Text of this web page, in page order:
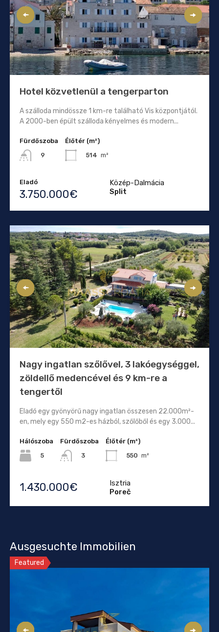
Hotel közvetlenül a tengerparton
A szálloda mindössze 1 km-re található Vis központjától.
A 2000-ben épült szálloda kényelmes és modern...
Fürdőszoba
9
Élőtér (m²)
514 m²
Eladó
3.750.000€
Közép-Dalmácia
Split
Nagy ingatlan szőlővel, 3 lakóegységgel,
zöldellő medencével és 9 km-re a
tengertől
Eladó egy gyönyörű nagy ingatlan összesen 22.000m²-
en, mely egy 550 m2-es házból, szőlőből és egy 3.000...
Hálószoba
5
Fürdőszoba
3
Élőtér (m²)
550 m²
1.430.000€
Isztria
Poreč
Ausgesuchte Immobilien
Featured